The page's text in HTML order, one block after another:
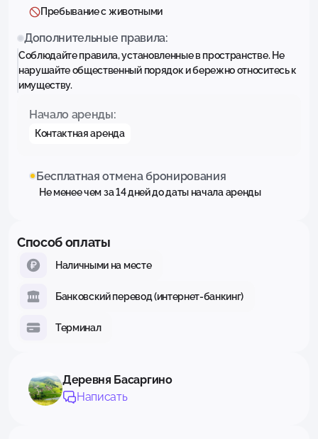
Пребывание с животными
Дополнительные правила:
Соблюдайте правила, установленные в пространстве. Не
нарушайте общественный порядок и бережно относитесь к
имуществу.
Начало аренды:
Контактная аренда
Бесплатная отмена бронирования
Не менее чем за 14 дней до даты начала аренды
Способ оплаты
Наличными на месте
Банковский перевод (интернет-банкинг)
Терминал
Деревня Басаргино
Написать